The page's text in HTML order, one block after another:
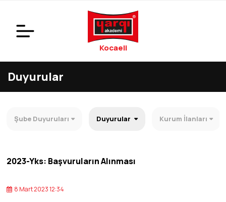
Kocaeli
Duyurular
Şube Duyuruları Duyurular Kurum İlanları
2023-Yks: Başvuruların Alınması
8 Mart 2023 12:34